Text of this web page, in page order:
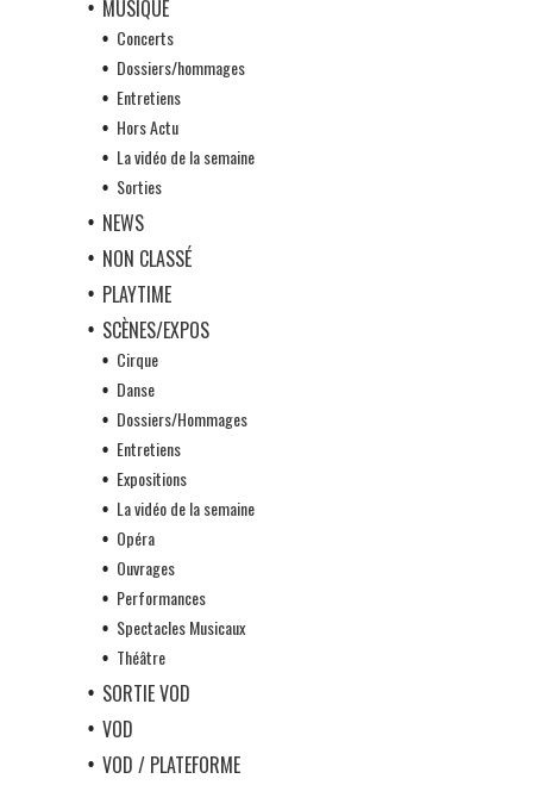
MUSIQUE
Concerts
Dossiers/hommages
Entretiens
Hors Actu
La vidéo de la semaine
Sorties
NEWS
NON CLASSÉ
PLAYTIME
SCÈNES/EXPOS
Cirque
Danse
Dossiers/Hommages
Entretiens
Expositions
La vidéo de la semaine
Opéra
Ouvrages
Performances
Spectacles Musicaux
Théâtre
SORTIE VOD
VOD
VOD / PLATEFORME